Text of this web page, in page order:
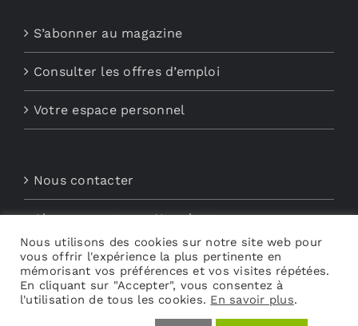
S’abonner au magazine
Consulter les offres d’emploi
Votre espace personnel
Nous contacter
Abonnements aux Newsletters
Découvrez My Audio
Nous utilisons des cookies sur notre site web pour
vous offrir l'expérience la plus pertinente en
mémorisant vos préférences et vos visites répétées.
En cliquant sur "Accepter", vous consentez à
l'utilisation de tous les cookies. En savoir plus.